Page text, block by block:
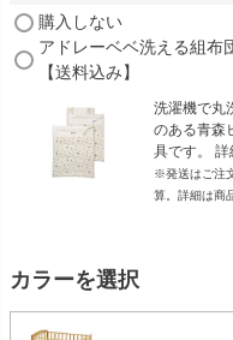
購入しない
アドレーベベ洗える組布
【送料込み】
洗濯機で丸
のある青森
具です。 詳
※発送はご注
算。詳細は商
カラーを選択